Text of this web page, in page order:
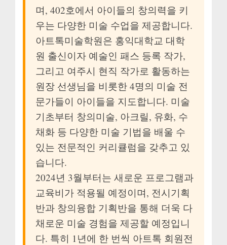
며, 402호에서 아이들의 창의력을 키
우는 다양한 미술 수업을 제공합니다.
아트톡미술학원은 홍익대학교 대학
원 출신이자 예술인 패스 등록 작가,
그리고 여주시 현직 작가로 활동하는
원장 선생님을 비롯한 4명의 미술 전
문가들이 아이들을 지도합니다. 미술
기초부터 창의미술, 아크릴, 유화, 수
채화 등 다양한 미술 기법을 배울 수
있는 전문적인 커리큘럼을 갖추고 있
습니다.
2024년 3월부터는 새로운 프로그램과
교육비가 적용될 예정이며, 전시기획
반과 창의융합 기획반을 통해 더욱 다
채로운 미술 경험을 제공할 예정입니
다. 특히 1년에 한 번씩 아트톡 회원전